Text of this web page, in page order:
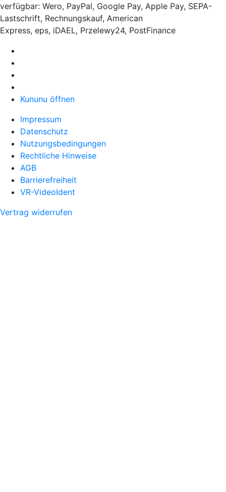
verfügbar: Wero, PayPal, Google Pay, Apple Pay, SEPA-
Lastschrift, Rechnungskauf, American
Express, eps, iDAEL, Przelewy24, PostFinance
Kununu öffnen
Impressum
Datenschutz
Nutzungsbedingungen
Rechtliche Hinweise
AGB
Barrierefreiheit
VR-VideoIdent
Vertrag widerrufen